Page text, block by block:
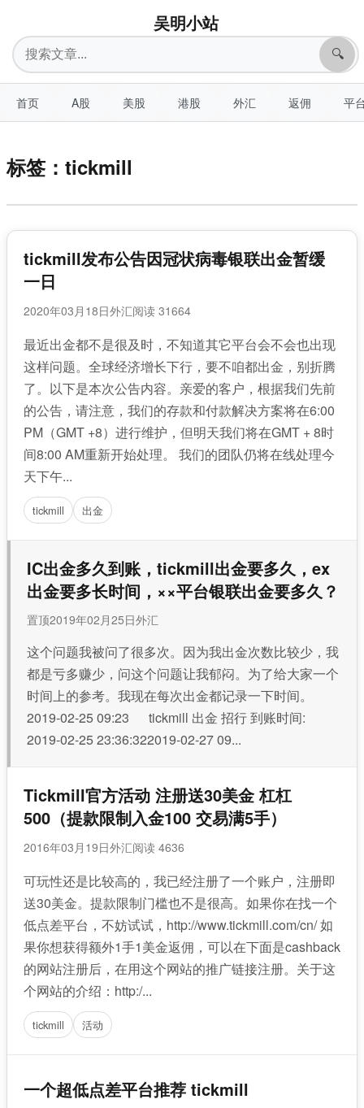
吴明小站
搜
索
🔍
首页 A股 美股 港股 外汇 返佣 平
标签：tickmill
tickmill发布公告因冠状病毒银联出金暂缓
一日
2020年03月18日外汇阅读 31664
最近出金都不是很及时，不知道其它平台会不会也出现
这样问题。全球经济增长下行，要不咱都出金，别折腾
了。以下是本次公告内容。亲爱的客户，根据我们先前
的公告，请注意，我们的存款和付款解决方案将在6:00
PM（GMT +8）进行维护，但明天我们将在GMT + 8时
间8:00 AM重新开始处理。 我们的团队仍将在线处理今
天下午...
tickmill 出金
IC出金多久到账，tickmill出金要多久，ex
出金要多长时间，××平台银联出金要多久？
置顶2019年02月25日外汇
这个问题我被问了很多次。因为我出金次数比较少，我
都是亏多赚少，问这个问题让我郁闷。为了给大家一个
时间上的参考。我现在每次出金都记录一下时间。
2019-02-25 09:23 tickmill 出金 招行 到账时间:
2019-02-25 23:36:322019-02-27 09...
Tickmill官方活动 注册送30美金 杠杠
500（提款限制入金100 交易满5手）
2016年03月19日外汇阅读 4636
可玩性还是比较高的，我已经注册了一个账户，注册即
送30美金。提款限制门槛也不是很高。如果你在找一个
低点差平台，不妨试试，http://www.tickmill.com/cn/ 如
果你想获得额外1手1美金返佣，可以在下面是cashback
的网站注册后，在用这个网站的推广链接注册。关于这
个网站的介绍：http:/...
tickmill 活动
一个超低点差平台推荐 tickmill